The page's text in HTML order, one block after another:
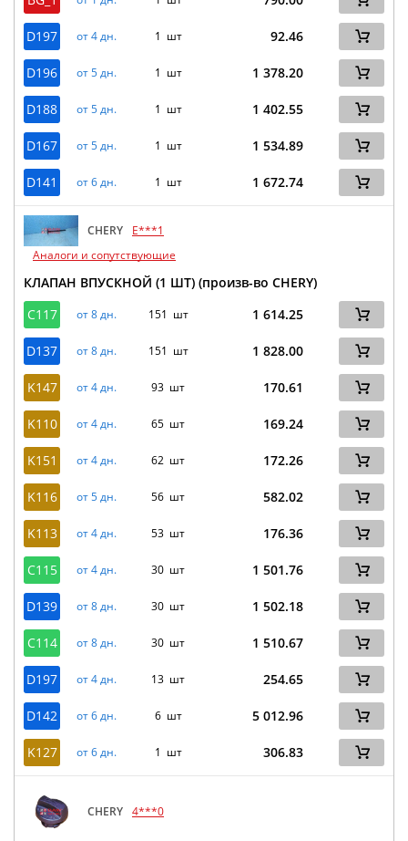
D197 от 4 дн. 1 шт 92.46
D196 от 5 дн. 1 шт 1 378.20
D188 от 5 дн. 1 шт 1 402.55
D167 от 5 дн. 1 шт 1 534.89
D141 от 6 дн. 1 шт 1 672.74
CHERY
E***1
Аналоги и сопутствующие
КЛАПАН ВПУСКНОЙ (1 ШТ) (произв-во CHERY)
C117
от 8 дн. 151 шт 1 614.25
D137 от 8 дн. 151 шт 1 828.00
K147 от 4 дн. 93 шт 170.61
K110 от 4 дн. 65 шт 169.24
K151 от 4 дн. 62 шт 172.26
K116 от 5 дн. 56 шт 582.02
K113 от 4 дн. 53 шт 176.36
C115 от 4 дн. 30 шт 1 501.76
D139 от 8 дн. 30 шт 1 502.18
C114 от 8 дн. 30 шт 1 510.67
D197 от 4 дн. 13 шт 254.65
D142 от 6 дн. 6 шт 5 012.96
K127 от 6 дн. 1 шт 306.83
CHERY 4***0